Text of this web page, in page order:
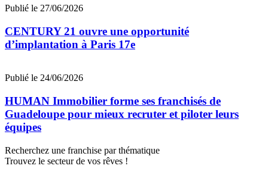
Publié le 27/06/2026
CENTURY 21 ouvre une opportunité
d’implantation à Paris 17e
Publié le 24/06/2026
HUMAN Immobilier forme ses franchisés de
Guadeloupe pour mieux recruter et piloter leurs
équipes
Recherchez une franchise par thématique
Trouvez le secteur de vos rêves !